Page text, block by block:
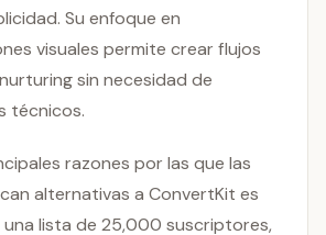
Su enfoque en
visuales permite crear flujos
sin necesidad de
técnicos.
razones por las que las
alternativas a ConvertKit es
una lista de 25,000 suscriptores,